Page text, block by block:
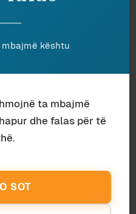
kështu
ta mbajmë
dhe falas për të
SOT